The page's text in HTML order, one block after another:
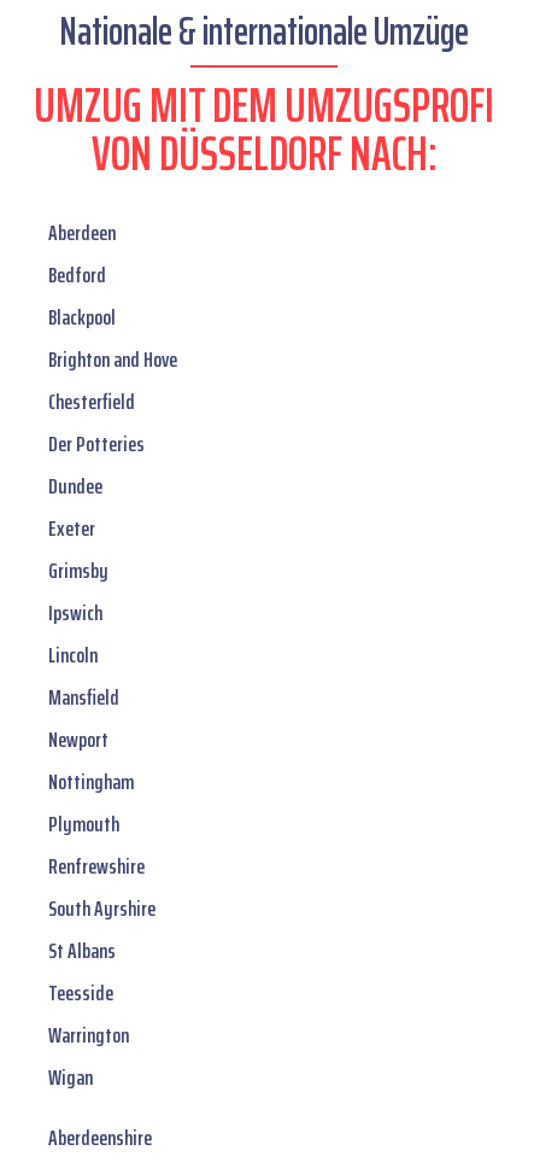
Nationale & internationale Umzüge
UMZUG MIT DEM UMZUGSPROFI
VON DÜSSELDORF NACH:
Aberdeen
Bedford
Blackpool
Brighton and Hove
Chesterfield
Der Potteries
Dundee
Exeter
Grimsby
Ipswich
Lincoln
Mansfield
Newport
Nottingham
Plymouth
Renfrewshire
South Ayrshire
St Albans
Teesside
Warrington
Wigan
Aberdeenshire